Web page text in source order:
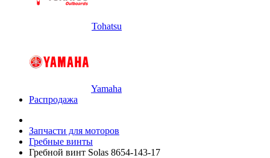
Tohatsu
Yamaha
Распродажа
Запчасти для моторов
Гребные винты
Гребной винт Solas 8654-143-17